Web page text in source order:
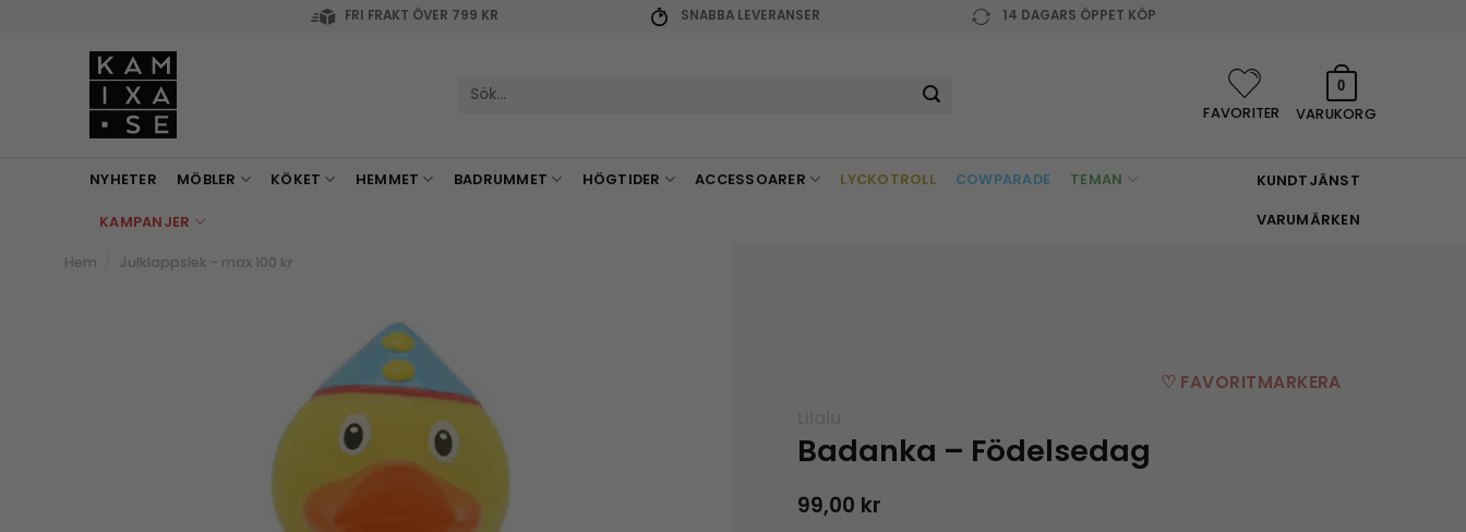
FRI FRAKT ÖVER 799 KR SNABBA LEVERANSER 14 DAGARS ÖPPET KÖP
Sök
FAVORITER VARUKORG
0
NYHETER MÖBLER KÖKET HEMMET BADRUMMET HÖGTIDER ACCESSOARER LYCKOTROLL COWPARADE TEMAN
KAMPANJER
KUNDTJÄNST
VARUMÄRKEN
Hem Julklappslek - max 100 kr
♡ FAVORITMARKERA
Badanka – Födelsedag
99,00 kr